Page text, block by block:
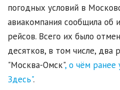
погодных условий в
авиакомпания сообщила об
рейсов. Всего их было
десятков, в том числе, два
"Москва-Омск", о чём ранее
Здесь".